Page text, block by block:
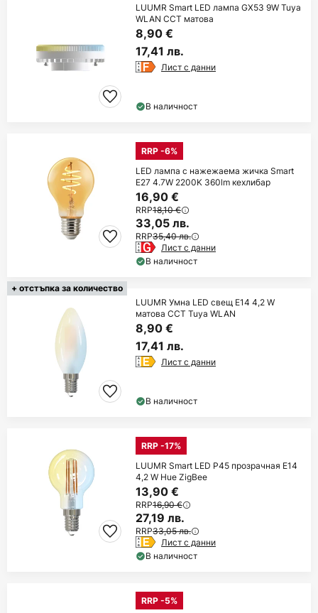
LUUMR Smart LED лампа GX53 9W Tuya
WLAN CCT матова
8,90 €
17,41 лв.
Лист с данни
В наличност
RRP -6%
LED лампа с нажежаема жичка Smart
E27 4.7W 2200K 360lm кехлибар
16,90 €
RRP18,10 €
33,05 лв.
RRP35,40 лв.
Лист с данни
В наличност
+ отстъпка за количество
LUUMR Умна LED свещ E14 4,2 W
матова CCT Tuya WLAN
8,90 €
17,41 лв.
Лист с данни
В наличност
RRP -17%
LUUMR Smart LED P45 прозрачная E14
4,2 W Hue ZigBee
13,90 €
RRP16,90 €
27,19 лв.
RRP33,05 лв.
Лист с данни
В наличност
RRP -5%